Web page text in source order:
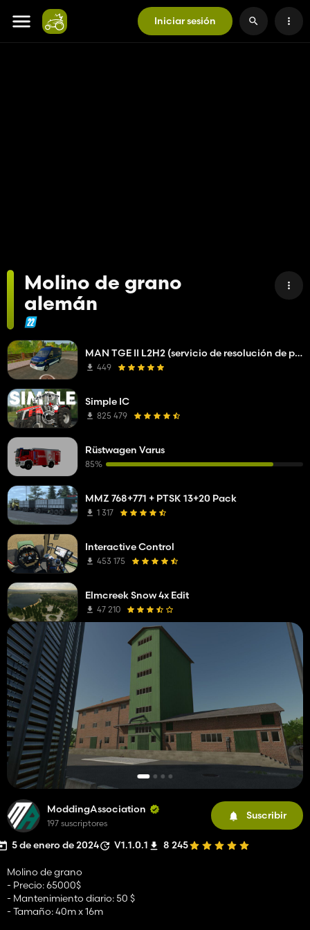
Iniciar sesión
Molino de grano
alemán
ModdingAssociation
197 suscriptores
Suscribir
5 de enero de 2024 V1.1.0.1 8 245
Molino de grano
- Precio: 65000$
- Mantenimiento diario: 50 $
- Tamaño: 40m x 16m
MAN TGE II L2H2 (servicio de resolución de problemas de la compañía de red)
449
Simple IC
825 479
Rüstwagen Varus
85%
MMZ 768+771 + PTSK 13+20 Pack
1 317
Interactive Control
453 175
Elmcreek Snow 4x Edit
47 210